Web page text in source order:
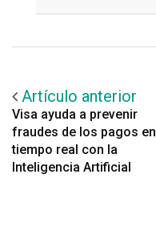
Artículo anterior
Visa ayuda a prevenir
fraudes de los pagos en
tiempo real con la
Inteligencia Artificial